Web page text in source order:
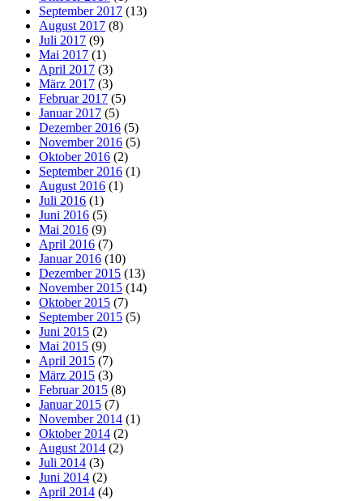
September 2017 (13)
August 2017 (8)
Juli 2017 (9)
Mai 2017 (1)
April 2017 (3)
März 2017 (3)
Februar 2017 (5)
Januar 2017 (5)
Dezember 2016 (5)
November 2016 (5)
Oktober 2016 (2)
September 2016 (1)
August 2016 (1)
Juli 2016 (1)
Juni 2016 (5)
Mai 2016 (9)
April 2016 (7)
Januar 2016 (10)
Dezember 2015 (13)
November 2015 (14)
Oktober 2015 (7)
September 2015 (5)
Juni 2015 (2)
Mai 2015 (9)
April 2015 (7)
März 2015 (3)
Februar 2015 (8)
Januar 2015 (7)
November 2014 (1)
Oktober 2014 (2)
August 2014 (2)
Juli 2014 (3)
Juni 2014 (2)
April 2014 (4)